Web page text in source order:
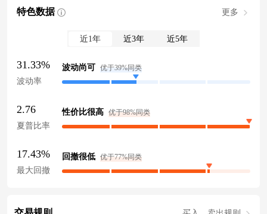
特色数据 更多
近1年 近3年 近5年
31.33%
波动率
波动尚可 优于39%同类
2.76
夏普比率
性价比很高 优于98%同类
17.43%
最大回撤
回撤很低 优于77%同类